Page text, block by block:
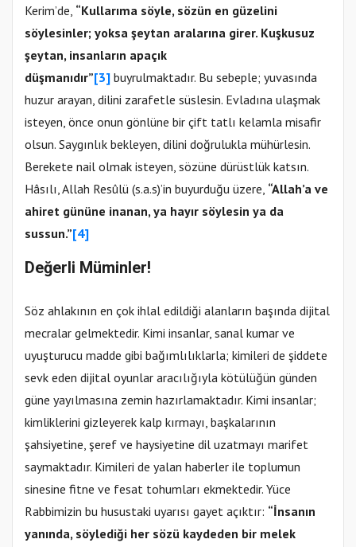
Kerim’de, “Kullarıma söyle, sözün en güzelini
söylesinler; yoksa şeytan aralarına girer. Kuşkusuz
şeytan, insanların apaçık
düşmanıdır”[3] buyrulmaktadır. Bu sebeple; yuvasında
huzur arayan, dilini zarafetle süslesin. Evladına ulaşmak
isteyen, önce onun gönlüne bir çift tatlı kelamla misafir
olsun. Saygınlık bekleyen, dilini doğrulukla mühürlesin.
Berekete nail olmak isteyen, sözüne dürüstlük katsın.
Hâsılı, Allah Resûlü (s.a.s)’in buyurduğu üzere, “Allah’a ve
ahiret gününe inanan, ya hayır söylesin ya da
sussun.”[4]
Değerli Müminler!
Söz ahlakının en çok ihlal edildiği alanların başında dijital
mecralar gelmektedir. Kimi insanlar, sanal kumar ve
uyuşturucu madde gibi bağımlılıklarla; kimileri de şiddete
sevk eden dijital oyunlar aracılığıyla kötülüğün günden
güne yayılmasına zemin hazırlamaktadır. Kimi insanlar;
kimliklerini gizleyerek kalp kırmayı, başkalarının
şahsiyetine, şeref ve haysiyetine dil uzatmayı marifet
saymaktadır. Kimileri de yalan haberler ile toplumun
sinesine fitne ve fesat tohumları ekmektedir. Yüce
Rabbimizin bu husustaki uyarısı gayet açıktır: “İnsanın
yanında, söylediği her sözü kaydeden bir melek